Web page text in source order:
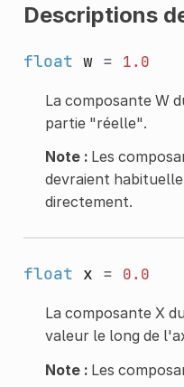
Descriptions
float w= 1.0
La composante W
partie "réelle".
Note :Les
devraient
directement.
float x = 0.0
La composante X
valeur le long de
Note :Les